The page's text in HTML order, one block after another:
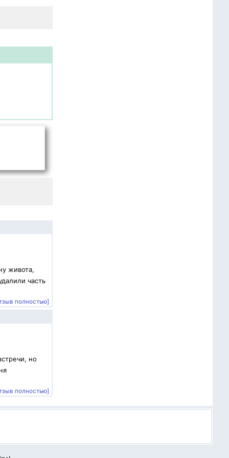
живота,
часть
полностью]
но
полностью]